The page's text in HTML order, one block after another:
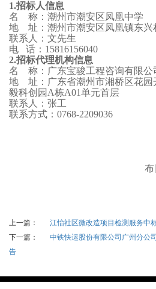
1.招标人信息
名
称： 潮州市潮安区凤凰中学
地
址： 潮州市潮安区凤凰镇东兴
联系人：文先生
电
话： 15816156040
2.招标代理机构信息
名
称：广东宝骏工程咨询有限公
地
址：广东省潮州市湘桥区花园
毅科创园 A栋A01单元首层
联系人：张工
联系方式： 0768-2209036
布
上一篇：
江怡社区微改造项目检测服务中
下一篇：
中铁快运股份有限公司广州分公
告